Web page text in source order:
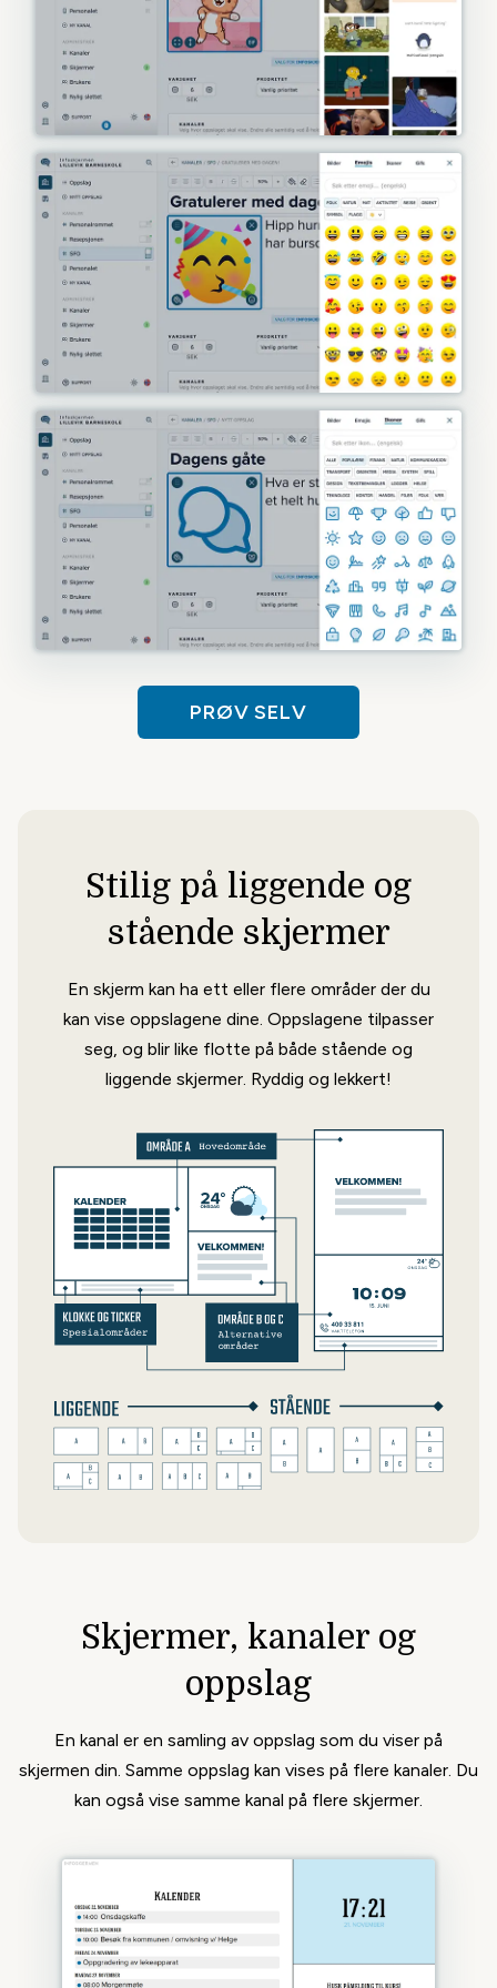
LinkedIn
Vis LinkedIn-sider du administrerer.
Legg til QR-kode til innlegget.
Facebook
Vis innhold fra Facebook-kanalen din
også på infoskjermene.
Instagram
YouTube
Det er enkelt å vise video fra YouTube
med YouTube-oppslaget vårt.
EnTur
Når går neste buss? EnTur-oppslaget
vårt viser kollektivavganger i sanntid.
for ditt område.
Gøy oppslag der du velger hvilke steder
i verden du vil vise klokka for.
PRØV SELV
Stilig på liggende og
stående skjermer
En skjerm kan ha ett eller flere områder der du
kan vise oppslagene dine. Oppslagene tilpasser
seg, og blir like flotte på både stående og
liggende skjermer. Ryddig og lekkert!
Skjermer, kanaler og
oppslag
En kanal er en samling av oppslag som du viser på
skjermen din. Samme oppslag kan vises på flere kanaler. Du
kan også vise samme kanal på flere skjermer.